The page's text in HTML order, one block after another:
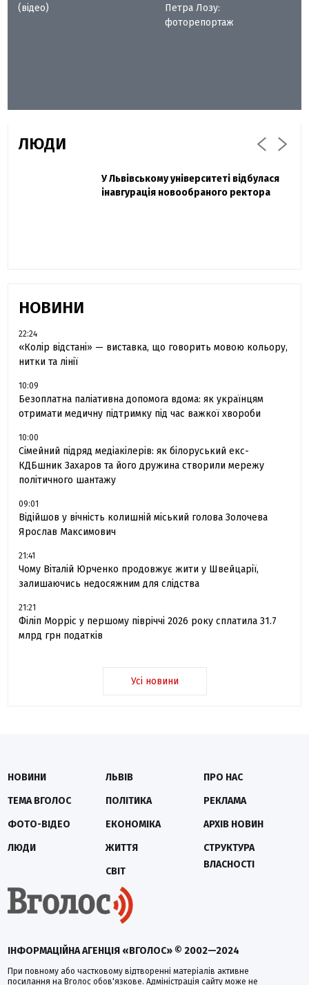
(відео)
Петра Лозу:
фоторепортаж
ЛЮДИ
Павло Дак
Захисник "Азовсталі" Діанов вдруге
одружився та показав фото з весілля
У Львівському університеті відбулася
інавгурація новообраного ректора
НОВИНИ
22:24
«Колір відстані» — виставка, що говорить мовою кольору,
нитки та лінії
10:09
Безоплатна паліативна допомога вдома: як українцям
отримати медичну підтримку під час важкої хвороби
10:00
Сімейний підряд медіакілерів: як білоруський екс-
КДБшник Захаров та його дружина створили мережу
політичного шантажу
09:01
Відійшов у вічність колишній міський голова Золочева
Ярослав Максимович
21:41
Чому Віталій Юрченко продовжує жити у Швейцарії,
залишаючись недосяжним для слідства
21:21
Філіп Морріс у першому півріччі 2026 року сплатила 31.7
млрд грн податків
Усі новини
ІНФОРМАЦІЙНА АГЕНЦІЯ «ВГОЛОС» © 2002—2024
При повному або частковому відтворенні матеріалів активне
посилання на Вголос обов'язкове. Адміністрація сайту може не
НОВИНИ
ТЕМА ВГОЛОС
ФОТО-ВІДЕО
ЛЮДИ
ЛЬВІВ
ПОЛІТИКА
ЕКОНОМІКА
ЖИТТЯ
СВІТ
ПРО НАС
РЕКЛАМА
АРХІВ НОВИН
СТРУКТУРА
ВЛАСНОСТІ